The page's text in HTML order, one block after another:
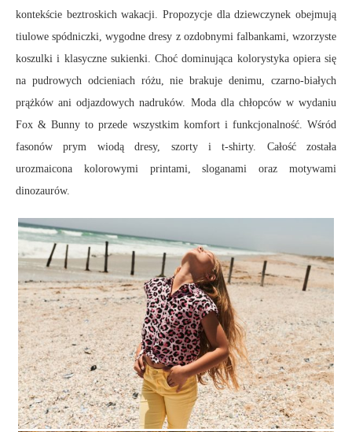
kontekście beztroskich wakacji. Propozycje dla dziewczynek obejmują
tiulowe spódniczki, wygodne dresy z ozdobnymi falbankami, wzorzyste
koszulki i klasyczne sukienki. Choć dominująca kolorystyka opiera się
na pudrowych odcieniach różu, nie brakuje denimu, czarno-białych
prążków ani odjazdowych nadruków. Moda dla chłopców w wydaniu
Fox & Bunny to przede wszystkim komfort i funkcjonalność. Wśród
fasonów prym wiodą dresy, szorty i t-shirty. Całość została
urozmaicona kolorowymi printami, sloganami oraz motywami
dinozaurów.